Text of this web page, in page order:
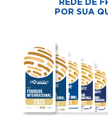
REDE DE
POR SUA